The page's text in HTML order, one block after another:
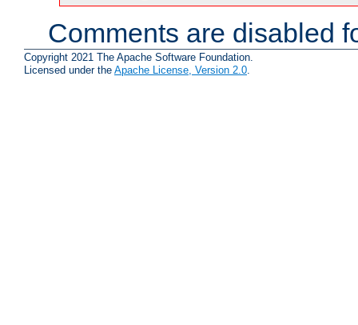
Comments are disabled
Copyright 2021 The Apache Software Foundation.
Licensed under the Apache License, Version 2.0.